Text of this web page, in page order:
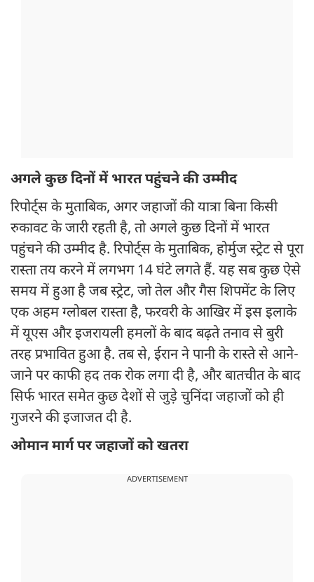
अगले कुछ दिनों में भारत पहुंचने की उम्मीद
रिपोर्ट्स के मुताबिक, अगर जहाजों की यात्रा बिना किसी
रुकावट के जारी रहती है, तो अगले कुछ दिनों में भारत
पहुंचने की उम्मीद है. रिपोर्ट्स के मुताबिक, होर्मुज स्ट्रेट से पूरा
रास्ता तय करने में लगभग 14 घंटे लगते हैं. यह सब कुछ ऐसे
समय में हुआ है जब स्ट्रेट, जो तेल और गैस शिपमेंट के लिए
एक अहम ग्लोबल रास्ता है, फरवरी के आखिर में इस इलाके
में यूएस और इजरायली हमलों के बाद बढ़ते तनाव से बुरी
तरह प्रभावित हुआ है. तब से, ईरान ने पानी के रास्ते से आने-
जाने पर काफी हद तक रोक लगा दी है, और बातचीत के बाद
सिर्फ भारत समेत कुछ देशों से जुड़े चुनिंदा जहाजों को ही
गुजरने की इजाजत दी है.
ओमान मार्ग पर जहाजों को खतरा
ADVERTISEMENT